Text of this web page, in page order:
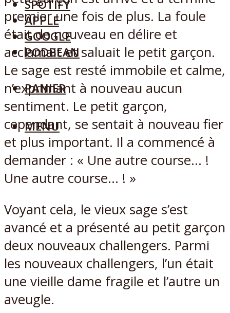
SPOTIFY
APPLE
GOOGLE
PODBEAN
PANIER
MENU
premier une fois de plus. La foule
était de nouveau en délire et
acclamait et saluait le petit garçon.
Le sage est resté immobile et calme,
n’exprimant à nouveau aucun
sentiment. Le petit garçon,
cependant, se sentait à nouveau fier
et plus important. Il a commencé à
demander : « Une autre course… !
Une autre course… ! »
Voyant cela, le vieux sage s’est
avancé et a présenté au petit garçon
deux nouveaux challengers. Parmi
les nouveaux challengers, l’un était
une vieille dame fragile et l’autre un
aveugle.